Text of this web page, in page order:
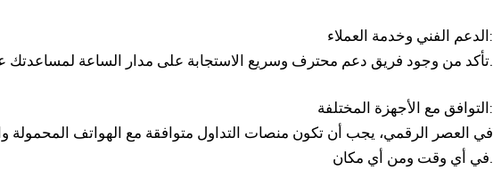
الدعم الفني وخدمة العملاء:
تأكد من وجود فريق دعم محترف وسريع الاستجابة على مدار الساعة لمساعدتك عند الحاجة.
التوافق مع الأجهزة المختلفة:
في العصر الرقمي، يجب أن تكون منصات التداول متوافقة مع الهواتف المحمولة
في أي وقت ومن أي مكان.